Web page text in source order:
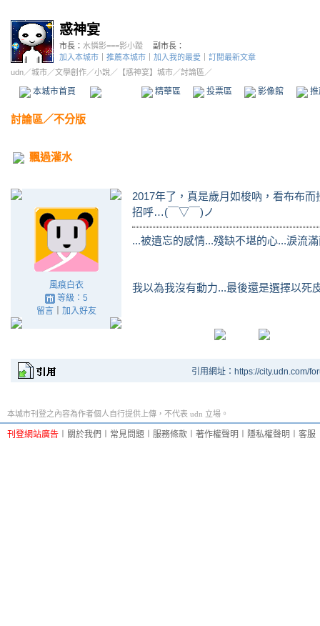
惑神宴
市長： 水憐影===影小蹤
副市長：
加入本城市
推薦本城市 加入我的最愛
訂閱最新文章
udn／城市／文學創作／小說／ 【惑神宴】城市／討論區／
本城市首頁 精華區 投票區 影像館
討論區／不分版
飄過灌水
風痕白衣
等級：5
留言｜ 加入好友
2017年了，真是歲月如梭吶，看布布
招呼…(￣▽￣)ノ
...被遺忘的感情...殘缺不堪的心...淚流
我以為我沒有動力...最後還是選擇以死
引用網址：https://city.udn.com/
本城市刊登之內容為作者個人自行提供上傳，不代表 udn 立場。
刊登網站廣告 關於我們 常見問題 服務條款 著作權聲明 隱私權聲明 客服